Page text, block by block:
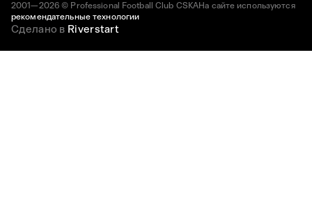
2001—2026 © Professional Football Club CSKAНа сайте используются
рекомендательные технологии
Сделано в Riverstart